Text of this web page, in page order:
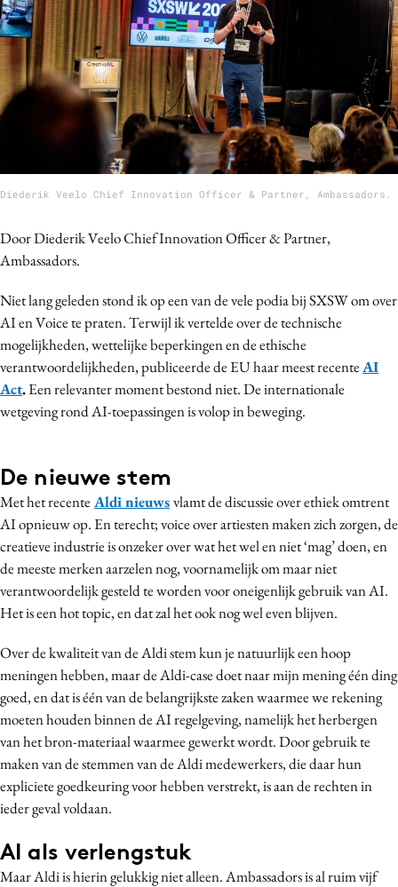
Bureaus
Campagnes
Carriere
Contentmarketing
Customer Experience
Data & Insights
Design
Digital transformation
Diversiteit
Gedragsverandering
Influencer marketing
Interne communicatie
Martech
Media
PR
Programmatic
Purpose Marketing
Reputatie & crisis
Diederik Veelo Chief Innovation Officer & Partner, Ambassadors.
Door Diederik VeeloChief Innovation Officer & Partner,
Ambassadors.
Niet lang geleden stond ik op een van de vele podia bij SXSW om over
AI en Voice te praten. Terwijl ik vertelde over de technische
mogelijkheden, wettelijke beperkingen en de ethische
verantwoordelijkheden, publiceerde de EU haar meest recenteAI
Act.Een relevanter moment bestond niet. De internationale
wetgeving rond AI-toepassingen is volop in beweging.
De nieuwe stem
Met het recente Aldi nieuwsvlamt de discussie over ethiek omtrent
AI opnieuw op. En terecht; voice over artiesten maken zich zorgen, de
creatieve industrie is onzeker over wat het wel en niet ‘mag’ doen, en
de meeste merken aarzelen nog, voornamelijk om maar niet
verantwoordelijk gesteld te worden voor oneigenlijk gebruik van AI.
Het is een hot topic, en dat zal het ook nog wel even blijven.
Over de kwaliteit van de Aldi stem kun je natuurlijk een hoop
meningen hebben, maar de Aldi-case doet naar mijn mening één ding
goed, en dat is één van de belangrijkste zaken waarmee we rekening
moeten houden binnen de AI regelgeving, namelijk het herbergen
van het bron-materiaal waarmee gewerkt wordt. Door gebruik te
maken van de stemmen van de Aldi medewerkers, die daar hun
expliciete goedkeuring voor hebben verstrekt, is aan de rechten in
ieder geval voldaan.
AI als verlengstuk
Maar Aldi is hierin gelukkig niet alleen. Ambassadors is al ruim vijf